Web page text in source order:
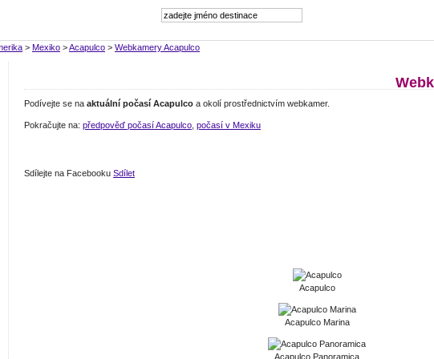
> Mexiko >Acapulco > Webkamery Acapulco
Podívejte se na aktuální počasí Acapulco a okolí prostřednictvím webkamer.
Pokračujte na: předpověď počasí Acapulco počasí v Mexiku
Sdílejte na Facebooku Sdílet
Acapulco
Acapulco Marina
Acapulco Panoramica